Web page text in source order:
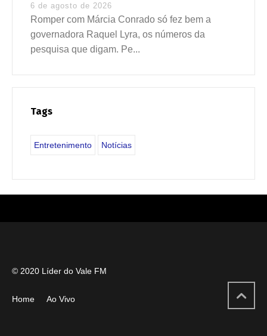
6 de agosto de 2026
Romper com Márcia Conrado só fez bem a
governadora Raquel Lyra, os números da
pesquisa que digam. Pe...
Tags
Entretenimento Notícias
© 2020 Líder do Vale FM
Home Ao Vivo